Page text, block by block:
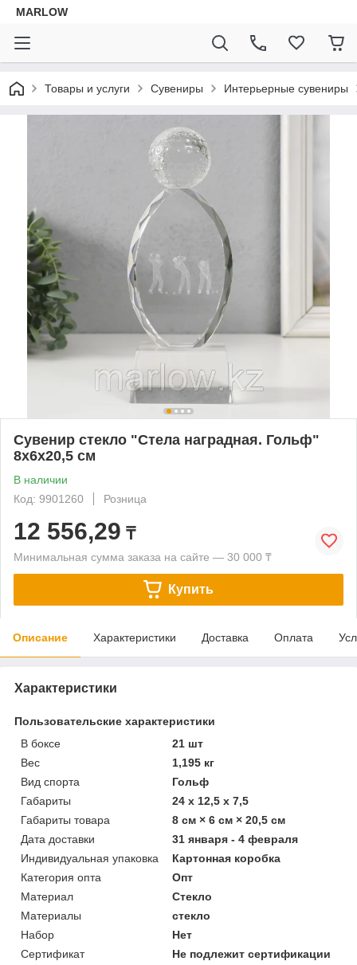
MARLOW
Товары и услуги Сувениры Интерьерные сувениры
Сувенир стекло "Стела наградная. Гольф"
8х6х20,5 см
В наличии
Код: 9901260
Розница
12 556,29 ₸
Минимальная сумма заказа на сайте — 30 000 ₸
Купить
Описание Характеристики Доставка Оплата
Характеристики
Пользовательские характеристики
В боксе
21 шт
Вес
1,195 кг
Вид спорта
Гольф
Габариты
24 x 12,5 x 7,5
Габариты товара
8 см × 6 см × 20,5 см
Дата доставки
31 января - 4 февраля
Индивидуальная упаковка
Картонная коробка
Категория опта
Опт
Материал
Стекло
Материалы
стекло
Набор
Нет
Сертификат
Не подлежит сертификации